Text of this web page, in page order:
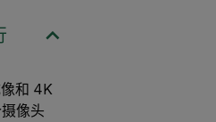
和 4K
像头